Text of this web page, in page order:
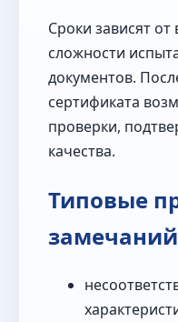
Сроки зависят
сложности
документов.
сертификата
проверки,
качества.
Типовые
замечаний